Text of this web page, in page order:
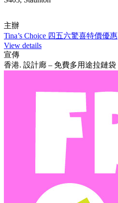
主辦
Tina’s Choice 四五六驚喜特價優惠
View details
宣傳
香港. 設計廊 – 免費多用途拉鏈袋